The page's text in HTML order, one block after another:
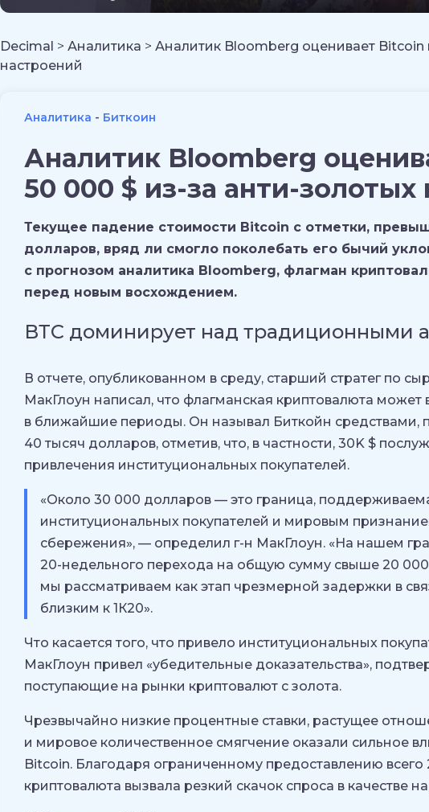
Decimal > Аналитика > Аналитик Bloomberg оценивает Bitcoin
настроений
Аналитика Биткоин
Аналитик Bloomberg
50 000 $ из-за анти-золотых
Текущее падение стоимости Bitcoin с отметки,
долларов, вряд ли смогло поколебать его бычий
с прогнозом аналитика Bloomberg, флагман
перед новым восхождением.
ВТС доминирует над традиционными
В отчете, опубликованном в среду, старший стратег по
МакГлоун написал, что флагманская криптовалюта
в ближайшие периоды. Он называл Биткойн средствами,
40 тысяч долларов, отметив, что, в частности, 30K $
привлечения институциональных покупателей.
«Около 30 000 долларов — это граница,
институциональных покупателей и мировым
сбережения», — определил г-н МакГлоун. «На нашем
20-недельного перехода на общую сумму свыше 20 000
мы рассматриваем как этап чрезмерной задержки в
близким к 1К20».
Что касается того, что привело институциональных
МакГлоун привел «убедительные доказательства»,
поступающие на рынки криптовалют с золота.
Чрезвычайно низкие процентные ставки, растущее
и мировое количественное смягчение оказали сильное
Bitcoin. Благодаря ограниченному предоставлению всего
криптовалюта вызвала резкий скачок спроса в качестве